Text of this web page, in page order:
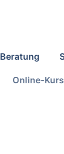
Online-
Beratung